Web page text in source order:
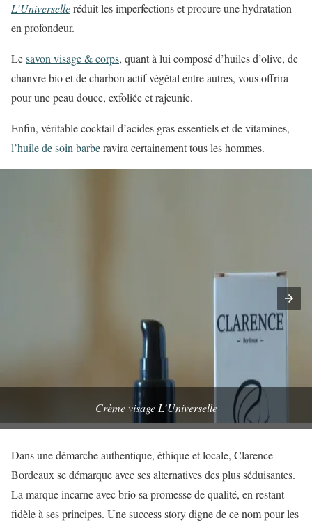
L’Universelleréduit les imperfections et procure une hydratation
en profondeur.
Lesavon visage & corps, quant à lui composé d’huiles d’olive, de
chanvre bio et de charbon actif végétal entre autres, vous offrira
pour une peau douce, exfoliée et rajeunie.
Enfin, véritable cocktail d’acides gras essentiels et de vitamines,
l’huile de soin barberavira certainement tous les hommes.
Crème visage L’Universelle
Dans une démarche authentique, éthique et locale, Clarence
Bordeaux se démarque avec ses alternatives des plus séduisantes.
La marque incarne avec brio sa promesse de qualité, en restant
fidèle à ses principes. Une success story digne de ce nom pour les